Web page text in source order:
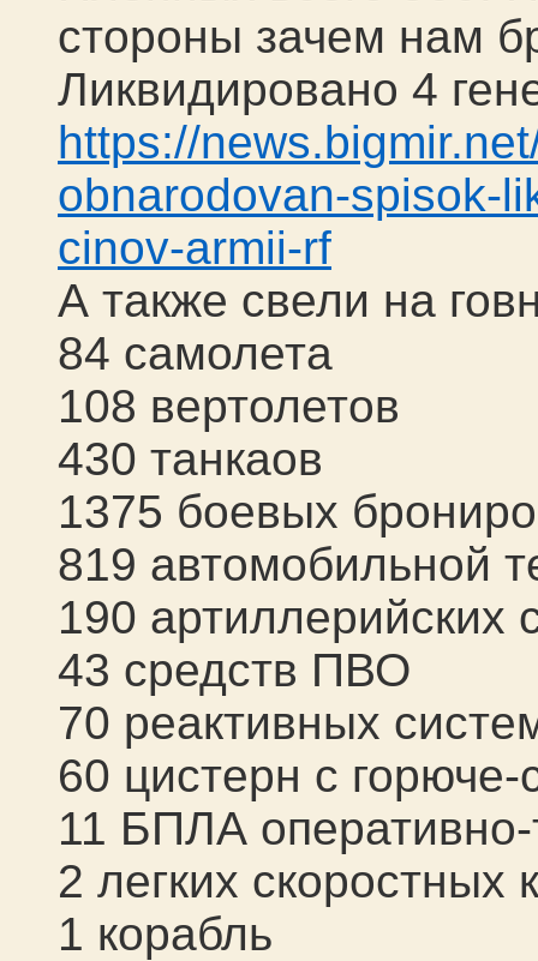
стороны зачем нам
Ликвидировано 4
https://
obnarodovan-spisok-
cinov-armii-rf
А также свели на
84 самолета
108 вертолетов
430 танкаов
1375 боевых
819 автомобильной
190 артиллерийских
43 средств ПВО
70 реактивных
60 цистерн с
11 БПЛА оперативно-
2 легких скоростных
1 корабль